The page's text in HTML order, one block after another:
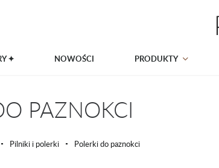
✦ NOWOŚCI PRODUKTY
PAZNOKCI
Pilniki i polerki Polerki do paznokci